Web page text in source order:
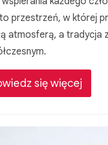
przestrzeń, w której
atmosferą, a tradycja
się więcej